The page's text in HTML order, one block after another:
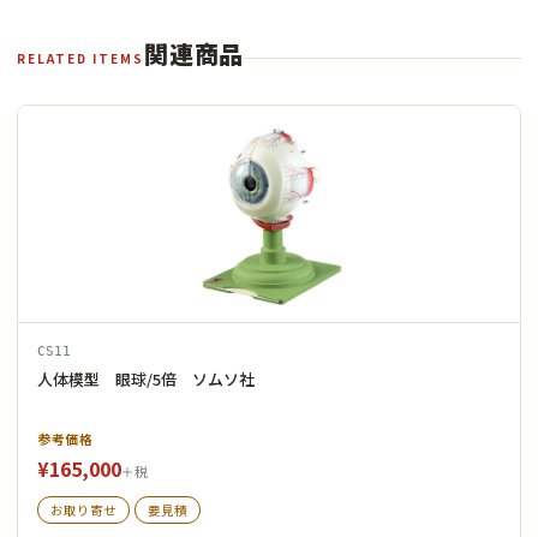
RELATED ITEMS 関連商品
CS11
人体模型 眼球/5倍 ソムソ社
参考価格
¥165,000＋税
お取り寄せ 要見積